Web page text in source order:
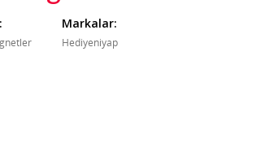
Markalar:
Hediyeniyap